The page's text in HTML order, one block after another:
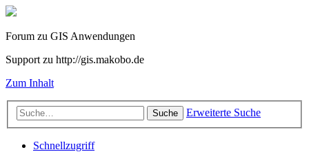
Forum zu GIS Anwendungen
Support zu http://gis.makobo.de
Zum Inhalt
Suche Erweiterte Suche
Schnellzugriff